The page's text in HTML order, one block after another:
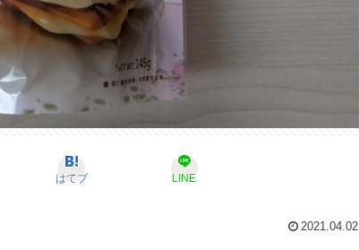
はてブ LINE
2021.04.02